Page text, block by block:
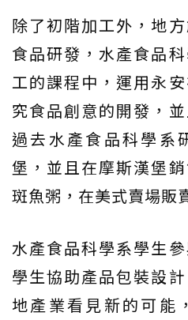
除了初階加工外，地
食品研發，水產食品
工的課程中，運用永
究食品創意的開發，
過去水產食品科學系
堡，並且在摩斯漢堡
斑魚粥，在美式賣場販
水產食品科學系學生
學生協助產品包裝設
地產業看見新的可能